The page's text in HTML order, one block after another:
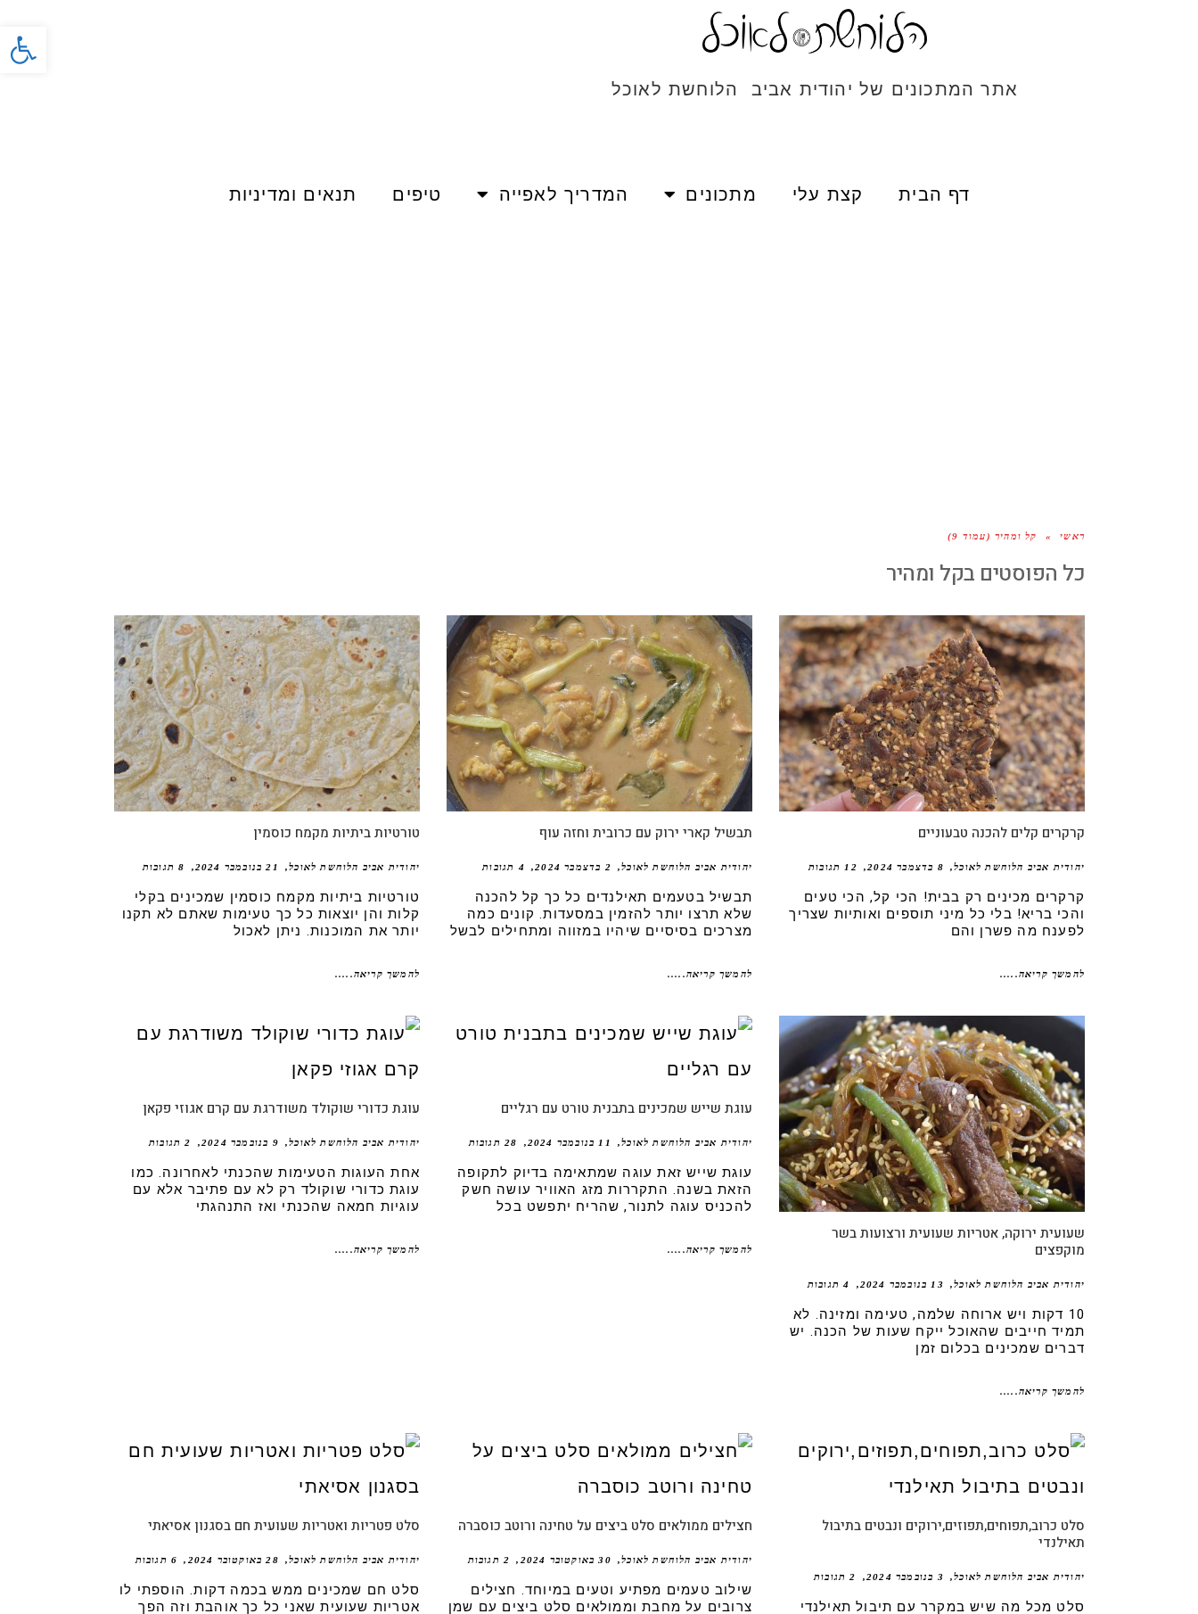
פתח
אתר המתכונים של יהודית אביב הלוחשת לאוכל
דף הבית קצת עלי מתכונים המדריך לאפייה טיפים תנאים ומדיניות
ראשי » קל ומהיר (עמוד 9)
כל הפוסטים בקל ומהיר
קרקרים קלים להכנה טבעוניים
יהודית אביב הלוחשת לאוכל 8 בדצמבר 2024 12 תגובות
קרקרים מכינים רק בבית! הכי קל, הכי טעים
והכי בריא! בלי כל מיני תוספים ואותיות שצריך
לפענח מה פשרן והם
להמשך קריאה.....
תבשיל קארי ירוק עם כרובית וחזה עוף
יהודית אביב הלוחשת לאוכל 2 בדצמבר 2024 4 תגובות
תבשיל בטעמים תאילנדים כל כך קל להכנה
שלא תרצו יותר להזמין במסעדות. קונים כמה
מצרכים בסיסיים שיהיו במזווה ומתחילים לבשל
להמשך קריאה.....
טורטיות ביתיות מקמח כוסמין
יהודית אביב הלוחשת לאוכל 21 בנובמבר 2024 8 תגובות
טורטיות ביתיות מקמח כוסמין שמכינים בקלי
קלות והן יוצאות כל כך טעימות שאתם לא תקנו
יותר את המוכנות. ניתן לאכול
להמשך קריאה.....
שעועית ירוקה, אטריות שעועית ורצועות בשר
מוקפצים
יהודית אביב הלוחשת לאוכל 13 בנובמבר 2024 4 תגובות
10 דקות ויש ארוחה שלמה, טעימה ומזינה. לא
תמיד חייבים שהאוכל ייקח שעות של הכנה. יש
דברים שמכינים בכלום זמן
להמשך קריאה.....
עוגת שייש שמכינים בתבנית טורט עם רגליים
יהודית אביב הלוחשת לאוכל 11 בנובמבר 2024 28 תגובות
עוגת שייש זאת עוגה שמתאימה בדיוק לתקופה
הזאת בשנה. התקררות מזג האוויר עושה חשק
להכניס עוגה לתנור, שהריח יתפשט בכל
להמשך קריאה.....
עוגת כדורי שוקולד משודרגת עם קרם אגוזי פקאן
יהודית אביב הלוחשת לאוכל 9 בנובמבר 2024 2 תגובות
אחת העוגות הטעימות שהכנתי לאחרונה. כמו
עוגת כדורי שוקולד רק לא עם פתיבר אלא עם
עוגיות חמאה שהכנתי ואז התנהגתי
להמשך קריאה.....
סלט כרוב,תפוחים,תפוזים,ירוקים ונבטים בתיבול
תאילנדי
יהודית אביב הלוחשת לאוכל 3 בנובמבר 2024 2 תגובות
סלט מכל מה שיש במקרר עם תיבול תאילנדי
חצילים ממולאים סלט ביצים על טחינה ורוטב כוסברה
יהודית אביב הלוחשת לאוכל 30 באוקטובר 2024 2 תגובות
שילוב טעמים מפתיע וטעים במיוחד. חצילים
צרובים על מחבת וממולאים סלט ביצים עם שמן
סלט פטריות ואטריות שעועית חם בסגנון אסיאתי
יהודית אביב הלוחשת לאוכל 28 באוקטובר 2024 6 תגובות
סלט חם שמכינים ממש בכמה דקות. הוספתי לו
אטריות שעועית שאני כל כך אוהבת וזה הפך